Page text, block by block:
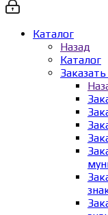
Каталог
Назад
Каталог